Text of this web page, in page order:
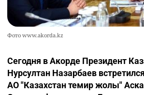
Фото www.akorda.kz
Сегодня в Акорде Президент
Нурсултан Назарбаев
АО "Казахстан темир жолы"